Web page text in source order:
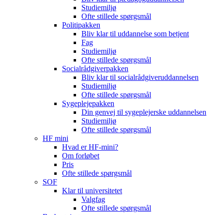
Studiemiljø
Ofte stillede spørgsmål
Politipakken
Bliv klar til uddannelse som betjent
Fag
Studiemiljø
Ofte stillede spørgsmål
Socialrådgiverpakken
Bliv klar til socialrådgiveruddannelsen
Studiemiljø
Ofte stillede spørgsmål
Sygeplejepakken
Din genvej til sygeplejerske uddannelsen
Studiemiljø
Ofte stillede spørgsmål
HF mini
Hvad er HF-mini?
Om forløbet
Pris
Ofte stillede spørgsmål
SOF
Klar til universitetet
Valgfag
Ofte stillede spørgsmål